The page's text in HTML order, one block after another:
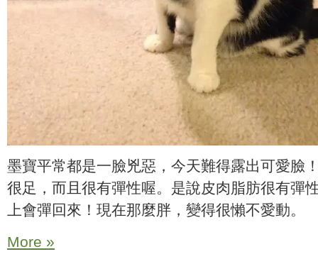
墨寶平常都是一臉兇惡，今天難得露出可愛臉
很足，而且很有彈性喔。是說皮肉脂肪很有彈
上會彈回來！現在那麼胖，變得很懶不愛動。
More »